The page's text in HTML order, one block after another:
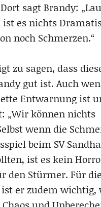
sagt Brandy:
es nichts
noch Schmerzen.“
zu sagen, dass
gut ist. Auch
Entwarnung ist
„Wir können nichts
wenn die
beim SV
ist es kein
den Stürmer. Für die
er zudem wichtig,